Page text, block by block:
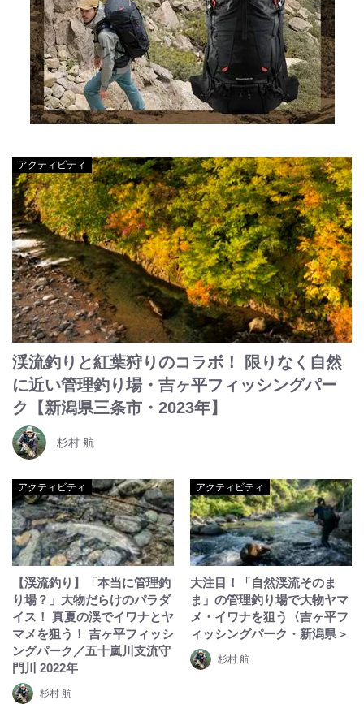
アクティビティ
渓流釣りと紅葉狩りのコラボ！ 限りなく自然
に近い管理釣り場・吉ヶ平フィッシングパー
ク【新潟県三条市・2023年】
杉村 航
アクティビティ
【渓流釣り】「本当に管理釣
り場？」大物だらけのパラダ
イス！ 真夏の渓でイワナとヤ
マメを狙う！ 吉ヶ平フィッシ
ングパーク／五十嵐川支流守
門川 2022年
杉村 航
アクティビティ
大注目！「自然渓流そのま
ま」の管理釣り場で大物ヤマ
メ・イワナを狙う〈吉ヶ平フ
ィッシングパーク・新潟県＞
杉村 航